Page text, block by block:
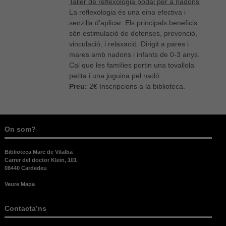
La reflexologia és una eina efectiva i
senzilla d’aplicar. Els principals beneficis
són estimulació de defenses, prevenció,
vinculació, i relaxació. Dirigit a pares i
mares amb nadons i infants de 0-3 anys.
Cal que les famílies portin una tovallola
petita i una joguina pel nadó.
Preu: 2€ Inscripcions a la biblioteca.
On som?
Biblioteca Marc de Vilalba
Carrer del doctor Klein, 101
08440 Cardedeu
Veure Mapa
Contacta’ns